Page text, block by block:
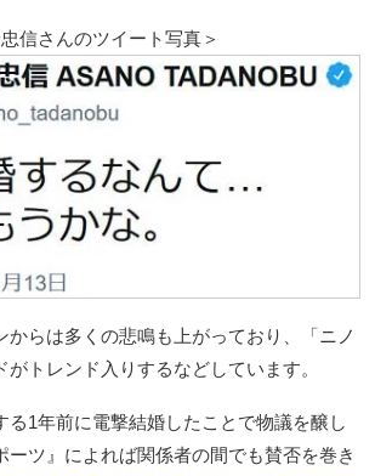
信さんのツイート写真＞
からは多くの悲鳴も上がっており、「ニノ
がトレンド入りするなどしています。
る1年前に電撃結婚したことで物議を醸し
ーツ』によれば関係者の間でも賛否を巻き